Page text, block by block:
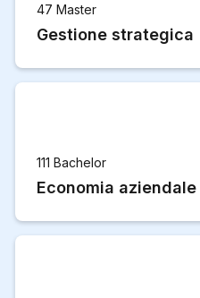
47 Master
Gestione strategica
111 Bachelor
Economia aziendale